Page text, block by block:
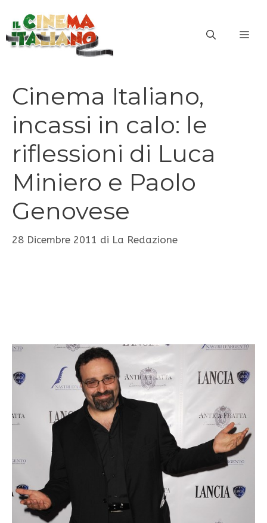
contenuto
Cinema Italiano,
incassi in calo: le
riflessioni di Luca
Miniero e Paolo
Genovese
28 Dicembre 2011 di La Redazione